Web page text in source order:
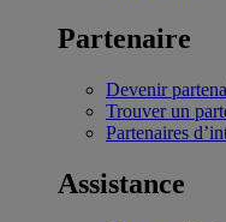
Partenaire
Devenir
Trouver un
Partenaires
Assistance